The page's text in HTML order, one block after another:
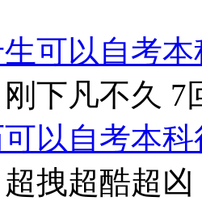
可以自考
下凡不久 7
以自考本
拽超酷超凶